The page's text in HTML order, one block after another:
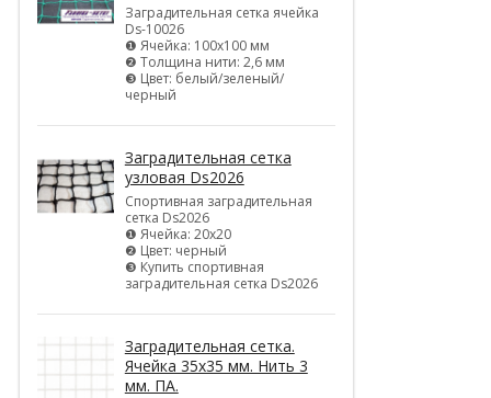
Заградительная сетка ячейка
Ds-10026
❶ Ячейка: 100х100 мм
❷ Толщина нити: 2,6 мм
❸ Цвет: белый/зеленый/
черный
Заградительная сетка
узловая Ds2026
Спортивная заградительная
сетка Ds2026
❶ Ячейка: 20х20
❷ Цвет: черный
❸ Купить спортивная
заградительная сетка Ds2026
Заградительная сетка.
Ячейка 35х35 мм. Нить 3
мм. ПА.